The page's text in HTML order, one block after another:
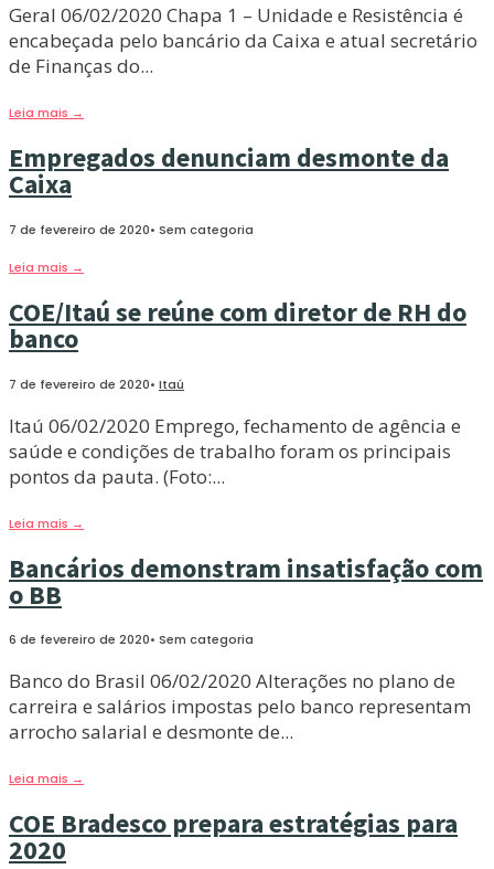
Geral 06/02/2020 Chapa 1 – Unidade e Resistência é
encabeçada pelo bancário da Caixa e atual secretário
de Finanças do...
Leia mais →
Empregados denunciam desmonte da
Caixa
7 de fevereiro de 2020• Sem categoria
Leia mais →
COE/Itaú se reúne com diretor de RH do
banco
7 de fevereiro de 2020• Itaú
Itaú 06/02/2020 Emprego, fechamento de agência e
saúde e condições de trabalho foram os principais
pontos da pauta. (Foto:...
Leia mais →
Bancários demonstram insatisfação com
o BB
6 de fevereiro de 2020• Sem categoria
Banco do Brasil 06/02/2020 Alterações no plano de
carreira e salários impostas pelo banco representam
arrocho salarial e desmonte de...
Leia mais →
COE Bradesco prepara estratégias para
2020